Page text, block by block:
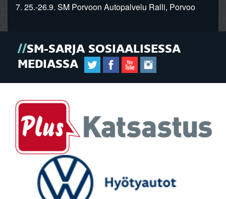
7. 25.-26.9. SM Porvoon Autopalvelu Ralli, Porvoo
SM-SARJA SOSIAALISESSA
MEDIASSA